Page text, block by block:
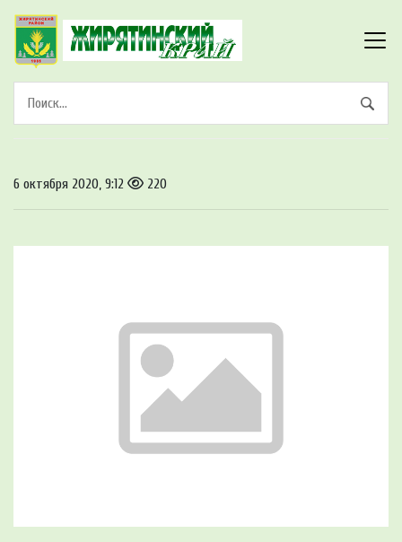
6 октября 2020, 9:12 220